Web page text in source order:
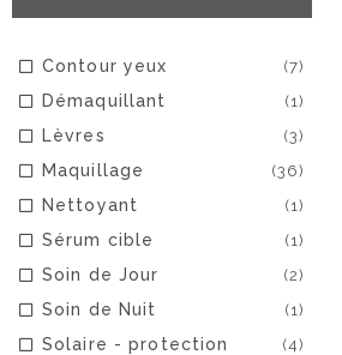
Contour yeux (7)
Démaquillant (1)
Lèvres (3)
Maquillage (36)
Nettoyant (1)
Sérum cible (1)
Soin de Jour (2)
Soin de Nuit (1)
Solaire - protection (4)